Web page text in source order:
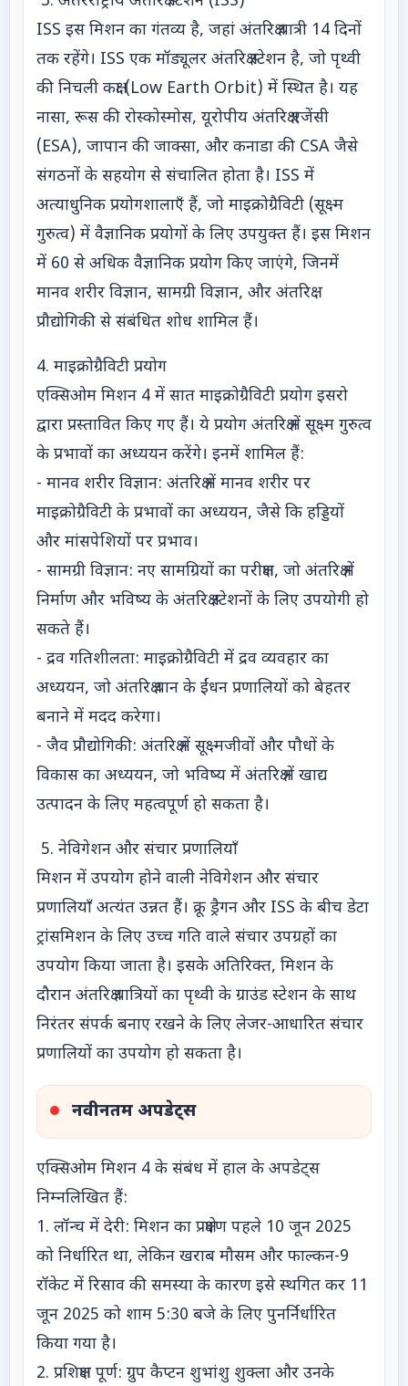
ISS इस मिशन का गंतव्य है, जहां अंतरिक्ष यात्री 14 दिनों
तक रहेंगे। ISS एक मॉड्यूलर अंतरिक्ष स्टेशन है, जो पृथ्वी
की निचली कक्षा (Low Earth Orbit) में स्थित है। यह
नासा, रूस की रोस्कोस्मोस, यूरोपीय अंतरिक्ष एजेंसी
(ESA), जापान की जाक्सा, और कनाडा की CSA जैसे
संगठनों के सहयोग से संचालित होता है। ISS में
अत्याधुनिक प्रयोगशालाएँ हैं, जो माइक्रोग्रैविटी (सूक्ष्म
गुरुत्व) में वैज्ञानिक प्रयोगों के लिए उपयुक्त हैं। इस मिशन
में 60 से अधिक वैज्ञानिक प्रयोग किए जाएंगे, जिनमें
मानव शरीर विज्ञान, सामग्री विज्ञान, और अंतरिक्ष
प्रौद्योगिकी से संबंधित शोध शामिल हैं।
4. माइक्रोग्रैविटी प्रयोग
एक्सिओम मिशन 4 में सात माइक्रोग्रैविटी प्रयोग इसरो
द्वारा प्रस्तावित किए गए हैं। ये प्रयोग अंतरिक्ष में सूक्ष्म गुरुत्व
के प्रभावों का अध्ययन करेंगे। इनमें शामिल हैं:
- मानव शरीर विज्ञान: अंतरिक्ष में मानव शरीर पर
माइक्रोग्रैविटी के प्रभावों का अध्ययन, जैसे कि हड्डियों
और मांसपेशियों पर प्रभाव।
- सामग्री विज्ञान: नए सामग्रियों का परीक्षण, जो अंतरिक्ष में
निर्माण और भविष्य के अंतरिक्ष स्टेशनों के लिए उपयोगी हो
सकते हैं।
- द्रव गतिशीलता: माइक्रोग्रैविटी में द्रव व्यवहार का
अध्ययन, जो अंतरिक्ष यान के ईंधन प्रणालियों को बेहतर
बनाने में मदद करेगा।
- जैव प्रौद्योगिकी: अंतरिक्ष में सूक्ष्मजीवों और पौधों के
विकास का अध्ययन, जो भविष्य में अंतरिक्ष में खाद्य
उत्पादन के लिए महत्वपूर्ण हो सकता है।
5. नेविगेशन और संचार प्रणालियाँ
मिशन में उपयोग होने वाली नेविगेशन और संचार
प्रणालियाँ अत्यंत उन्नत हैं। क्रू ड्रैगन और ISS के बीच डेटा
ट्रांसमिशन के लिए उच्च गति वाले संचार उपग्रहों का
उपयोग किया जाता है। इसके अतिरिक्त, मिशन के
दौरान अंतरिक्ष यात्रियों का पृथ्वी के ग्राउंड स्टेशन के साथ
निरंतर संपर्क बनाए रखने के लिए लेजर-आधारित संचार
प्रणालियों का उपयोग हो सकता है।
नवीनतम अपडेट्स
एक्सिओम मिशन 4 के संबंध में हाल के अपडेट्स
निम्नलिखित हैं:
1. लॉन्च में देरी: मिशन का प्रक्षेपण पहले 10 जून 2025
को निर्धारित था, लेकिन खराब मौसम और फाल्कन-9
रॉकेट में रिसाव की समस्या के कारण इसे स्थगित कर 11
जून 2025 को शाम 5:30 बजे के लिए पुनर्निर्धारित
किया गया है।
2. प्रशिक्षण पूर्ण: ग्रुप कैप्टन शुभांशु शुक्ला और उनके